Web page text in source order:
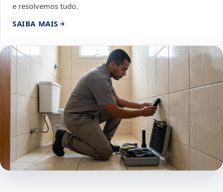
e resolvemos tudo.
SAIBA MAIS